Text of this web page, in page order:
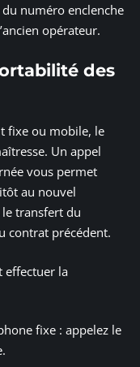
numéro enclenche
opérateur.
des
fixe ou mobile, le
Un appel
vous permet
au nouvel
transfert du
contrat précédent.
effectuer la
fixe : appelez le